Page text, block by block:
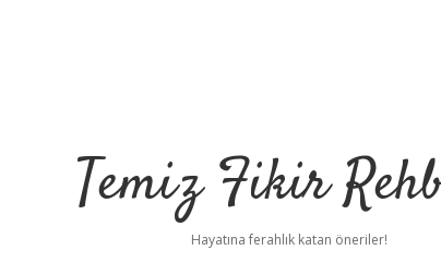
Temiz Fikir
Hayatına ferahlık katan öneriler!